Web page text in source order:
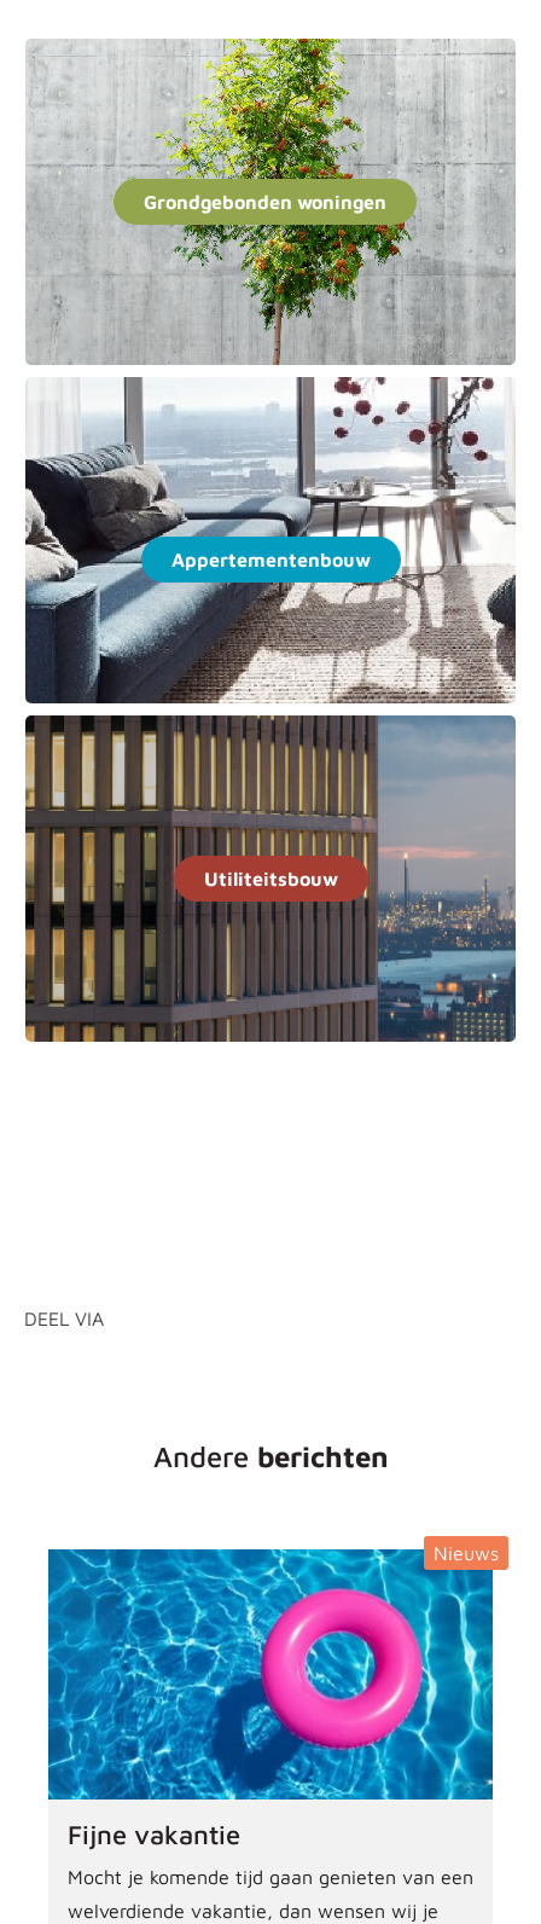
Grondgebonden woningen
Appertementenbouw
Utiliteitsbouw
DEEL VIA
Andere berichten
Nieuws
Fijne vakantie
Mocht je komende tijd gaan genieten van een
welverdiende vakantie, dan wensen wij je